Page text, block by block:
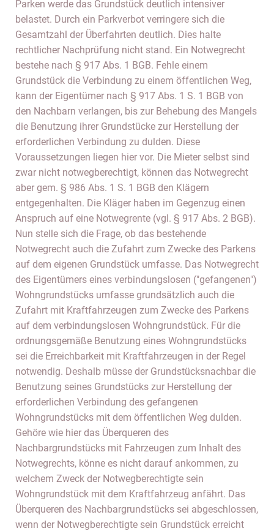
Parken werde das Grundstück deutlich intensiver
belastet. Durch ein Parkverbot verringere sich die
Gesamtzahl der Überfahrten deutlich. Dies halte
rechtlicher Nachprüfung nicht stand. Ein Notwegrecht
bestehe nach § 917 Abs. 1 BGB. Fehle einem
Grundstück die Verbindung zu einem öffentlichen Weg,
kann der Eigentümer nach § 917 Abs. 1 S. 1 BGB von
den Nachbarn verlangen, bis zur Behebung des Mangels
die Benutzung ihrer Grundstücke zur Herstellung der
erforderlichen Verbindung zu dulden. Diese
Voraussetzungen liegen hier vor. Die Mieter selbst sind
zwar nicht notwegberechtigt, können das Notwegrecht
aber gem. § 986 Abs. 1 S. 1 BGB den Klägern
entgegenhalten. Die Kläger haben im Gegenzug einen
Anspruch auf eine Notwegrente (vgl. § 917 Abs. 2 BGB).
Nun stelle sich die Frage, ob das bestehende
Notwegrecht auch die Zufahrt zum Zwecke des Parkens
auf dem eigenen Grundstück umfasse. Das Notwegrecht
des Eigentümers eines verbindungslosen ("gefangenen")
Wohngrundstücks umfasse grundsätzlich auch die
Zufahrt mit Kraftfahrzeugen zum Zwecke des Parkens
auf dem verbindungslosen Wohngrundstück. Für die
ordnungsgemäße Benutzung eines Wohngrundstücks
sei die Erreichbarkeit mit Kraftfahrzeugen in der Regel
notwendig. Deshalb müsse der Grundstücksnachbar die
Benutzung seines Grundstücks zur Herstellung der
erforderlichen Verbindung des gefangenen
Wohngrundstücks mit dem öffentlichen Weg dulden.
Gehöre wie hier das Überqueren des
Nachbargrundstücks mit Fahrzeugen zum Inhalt des
Notwegrechts, könne es nicht darauf ankommen, zu
welchem Zweck der Notwegberechtigte sein
Wohngrundstück mit dem Kraftfahrzeug anfährt. Das
Überqueren des Nachbargrundstücks sei abgeschlossen,
wenn der Notwegberechtigte sein Grundstück erreicht